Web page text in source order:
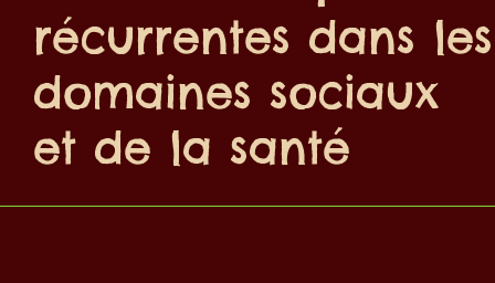
récurrentes dans les
domaines sociaux
et de la santé